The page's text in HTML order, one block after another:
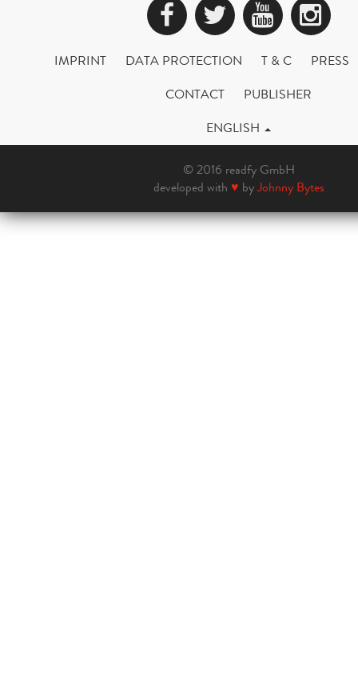
Facebook
Twitter
IMPRINT DATA PROTECTION T & C
PRESS
CONTACT
PUBLISHER
ENGLISH
© 2016 readfy GmbH
developed with ♥ byJohnny Bytes